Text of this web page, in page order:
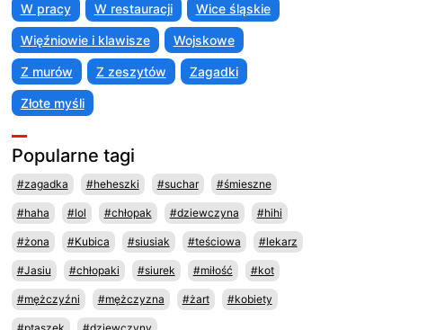
W pracy W restauracji Wice śląskie
Więźniowie i klawisze Wojskowe
Z murów Z zeszytów Zagadki
Złote myśli
Popularne tagi
#zagadka #heheszki #suchar #śmieszne
#haha #lol #chłopak #dziewczyna #hihi
#żona #Kubica #siusiak #teściowa #lekarz
#Jasiu #chłopaki #siurek #miłość #kot
#mężczyźni #mężczyzna #żart #kobiety